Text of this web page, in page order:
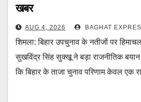
खबर
AUG 4, 2026 BAGHAT
शिमला: बिहार उपचुनाव के नतीजों पर
सुखविंद्र सिंह सुक्खू ने बड़ा राजनीतिक बयान
कि बिहार के ताजा चुनाव परिणाम केवल एक